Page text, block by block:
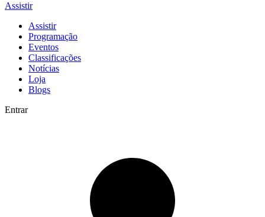
Assistir
Assistir
Programação
Eventos
Classificações
Notícias
Loja
Blogs
Entrar